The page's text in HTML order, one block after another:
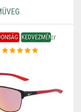
KEDVEZMÉNY